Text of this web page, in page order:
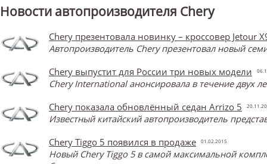
Новости автопроизводителя Chery
Chery презентовала новинку – кроссовер Jetour
Автопроизводитель Chery презентовал новый
Chery выпустит для России три новых модели
Chery International анонсировала в течение двух
Chery показала обновлённый седан Arrizo 5
Известный китайский автопроизводитель
Chery Tiggo 5 появился в продаже
01.02.2015
Новый Chery Tiggo 5 в самой максимальной